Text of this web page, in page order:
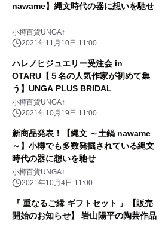
nawame】縄文時代の器に想いを馳せ
小樽百貨UNGA↑
2021年11月10日 11:00
ハレノヒジュエリー受注会 in
OTARU【５名の人気作家が初めて集
う】UNGA PLUS BRIDAL
小樽百貨UNGA↑
2021年10月19日 11:00
新商品発表！【縄文 ～土鍋 nawame
～】小樽でも多数発掘されている縄文
時代の器に想いを馳せ
小樽百貨UNGA↑
2021年10月4日 11:00
『 重なるご縁 ギフトセット 』【販売
開始のお知らせ】 岩山陽平の陶芸作品